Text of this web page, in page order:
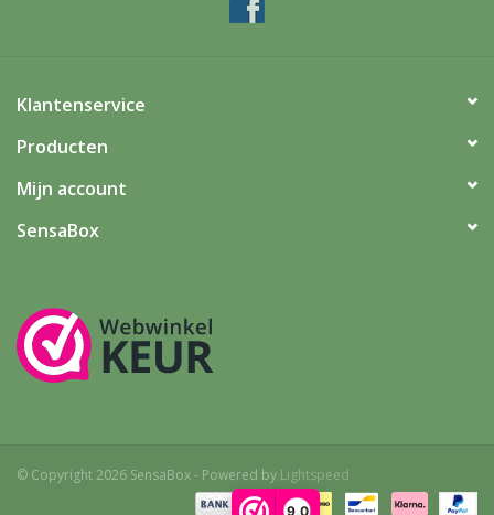
9,0
Klantenservice
Producten
Mijn account
SensaBox
© Copyright 2026 SensaBox - Powered by Lightspeed